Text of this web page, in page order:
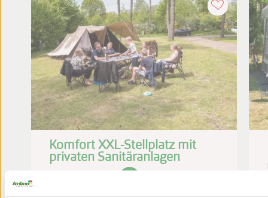
Komfort XXL-Stellplatz mit
privaten Sanitäranlagen